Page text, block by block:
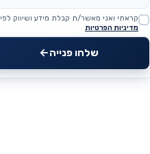
Website
קראתי ואני מאשר/ת קבלת מידע ושיווק לפי
מדיניות הפרטיות
שלחו פנייה